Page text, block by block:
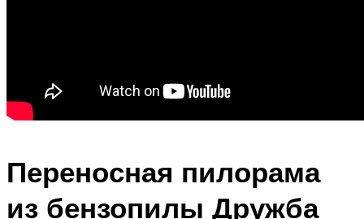
Переносная пилорама
из бензопилы Дружба